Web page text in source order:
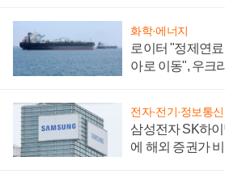
화학·에너지
로이터 "정제연
아로 이동", 우크
전자·전기·정보통신
삼성전자 SK하
에 해외 증권가